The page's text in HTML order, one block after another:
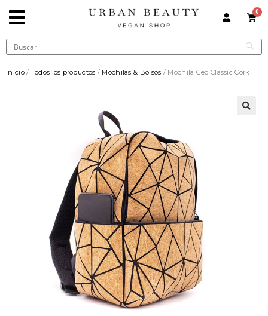
Inicio/ Todos los productos / Mochilas & Bolsos / Mochila Geo Classic Cork